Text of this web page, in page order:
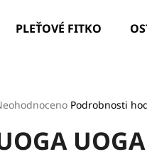
PLEŤOVÉ FITKO
Podrobnosti
HLEDAT